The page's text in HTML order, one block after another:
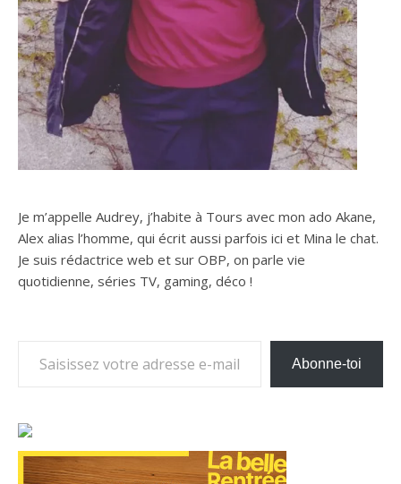
Je m’appelle Audrey, j’habite à Tours avec mon ado Akane,
Alex alias l’homme, qui écrit aussi parfois ici et Mina le chat.
Je suis rédactrice web et sur OBP, on parle vie
quotidienne, séries TV, gaming, déco !
Abonne-toi